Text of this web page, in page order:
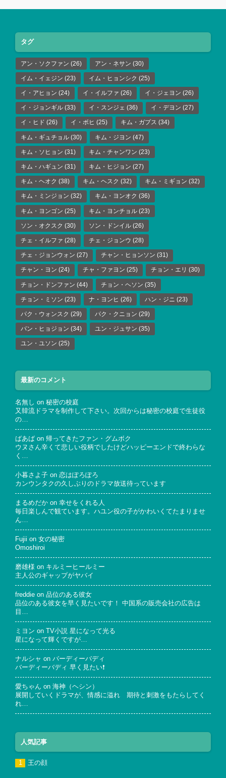
タグ
アン・ソクファン (26) アン・ネサン (30)
イム・イェジン (23) イム・ヒョンシク (25)
イ・アヒョン (24) イ・イルファ (26) イ・ジェヨン (26)
イ・ジョンギル (33) イ・スンジェ (36) イ・デヨン (27)
イ・ヒド (26) イ・ボヒ (25) キム・ガプス (34)
キム・ギュチョル (30) キム・ジヨン (47)
キム・ソヒョン (31) キム・チャンワン (23)
キム・ハギュン (31) キム・ヒジョン (27)
キム・ヘオク (38) キム・ヘスク (32) キム・ミギョン (32)
キム・ミンジョン (32) キム・ヨンオク (36)
キム・ヨンゴン (25) キム・ヨンチョル (23)
ソン・オクスク (30) ソン・ドンイル (26)
チェ・イルファ (28) チェ・ジョンウ (28)
チェ・ジョンウォン (27) チャン・ヒョンソン (31)
チャン・ヨン (24) チャ・ファヨン (25) チョン・エリ (30)
チョン・ドンファン (44) チョン・ヘソン (35)
チョン・ミソン (23) ナ・ヨンヒ (26) ハン・ジニ (23)
パク・ウォンスク (29) パク・クニョン (29)
パン・ヒョジョン (34) ユン・ジュサン (35)
ユン・ユソン (25)
最新のコメント
名無し on 秘密の校庭
又韓流ドラマを制作して下さい。次回からは秘密の校庭で生徒役
の…
ばあば on 帰ってきたファン・グムボク
ウヌさん辛くて悲しい役柄でしたけどハッピーエンドで終わらな
く…
小暮さよ子 on 恋はぽろぽろ
カンウンタクの久しぶりのドラマ放送待っています
まるめだか on 幸せをくれる人
毎日楽しんで観ています。ハユン役の子がかわいくてたまりませ
ん…
Fujii on 女の秘密
Omoshiroi
磨雄様 on キルミーヒールミー
主人公のギャップがヤバイ
freddie on 品位のある彼女
品位のある彼女を早く見たいです！ 中国系の販売会社の広告は
目…
ミヨン on
TV小説 星になって光る
星になって輝くですが…
ナルシャ on バーディーバディ
バーディーバディ 早く見たい❗
愛ちゃん on 海神（ヘシン）
展開していくドラマが、情感に溢れ 期待と刺激をもたらしてく
れ…
人気記事
王の顔